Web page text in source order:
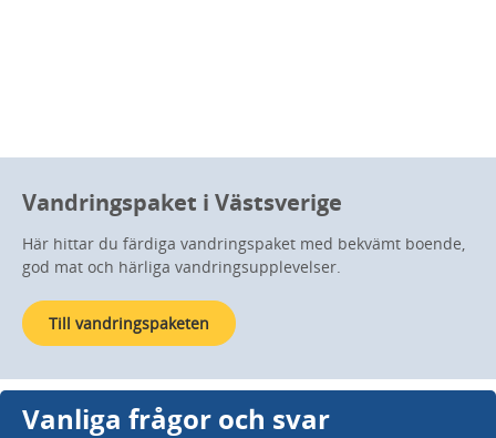
Vandringspaket i Västsverige
Här hittar du färdiga vandringspaket med bekvämt boende,
god mat och härliga vandringsupplevelser.
Till vandringspaketen
Vanliga frågor och svar